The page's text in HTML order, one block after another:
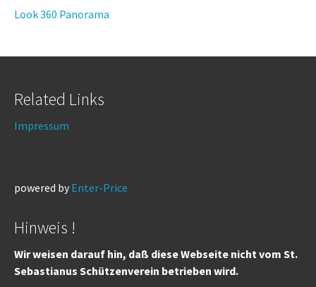
Look 360 Panorama
Related Links
Impressum
powered by Enter-Price
Hinweis !
Wir weisen darauf hin, daß diese Webseite nicht vom St.
Sebastianus Schützenverein betrieben wird.